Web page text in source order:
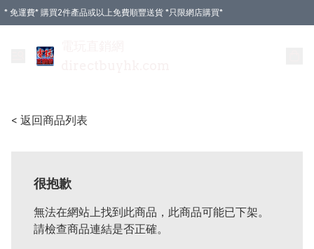
* 免運費* 購買2件產品或以上免費順豐送貨 *只限網店購買*
< 返回商品列表
很抱歉
無法在網站上找到此商品，此商品可能已下架。
請檢查商品連結是否正確。